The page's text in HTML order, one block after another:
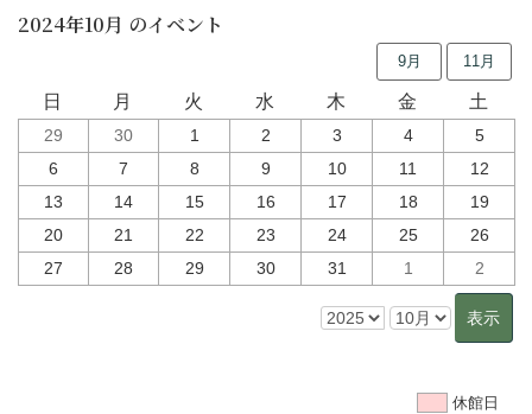
2024年10月 のイベント
9月 11月
日 月 火 水 木 金 土
29 30 1 2 3 4
5
6
7 8 9 10 11
12
13
14 15 16 17 18
19
20
21 22 23 24 25
26
27
28 29 30 31 1 2
休館日